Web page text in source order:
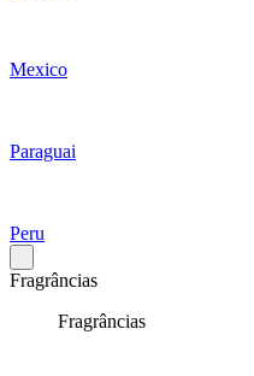
Mexico
Paraguai
Peru
Fragrâncias
Fragrâncias